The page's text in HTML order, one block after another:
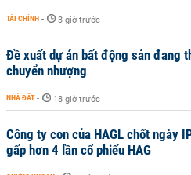
TÀI CHÍNH - 3 giờ trước
Đề xuất dự án bất động sản đang
chuyển nhượng
NHÀ ĐẤT - 18 giờ trước
Công ty con của HAGL chốt ngày
gấp hơn 4 lần cổ phiếu HAG